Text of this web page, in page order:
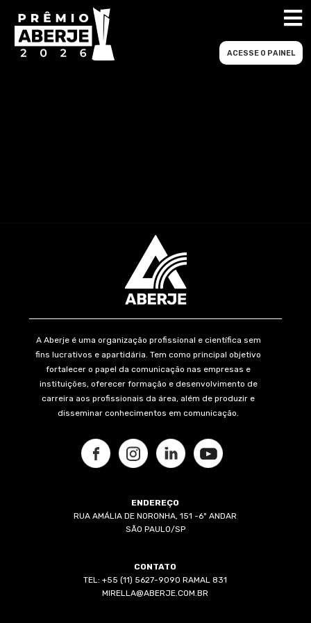
ACESSE O PAINEL
A Aberje é uma organização profissional e científica sem
fins lucrativos e apartidária. Tem como principal objetivo
fortalecer o papel da comunicação nas empresas e
instituições, oferecer formação e desenvolvimento de
carreira aos profissionais da área, além de produzir e
disseminar conhecimentos em comunicação.
ENDEREÇO
RUA AMÁLIA DE NORONHA, 151 -6º ANDAR
SÃO PAULO/SP
CONTATO
TEL: +55 (11) 5627-9090 RAMAL 831
MIRELLA@ABERJE.COM.BR